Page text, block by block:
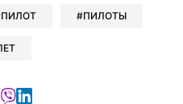
ПИЛОТ ПИЛОТЫ
Telegram
в Facebook
в X
Читайте в Google news
Читайте в Viber
Читайте в LinkedIn